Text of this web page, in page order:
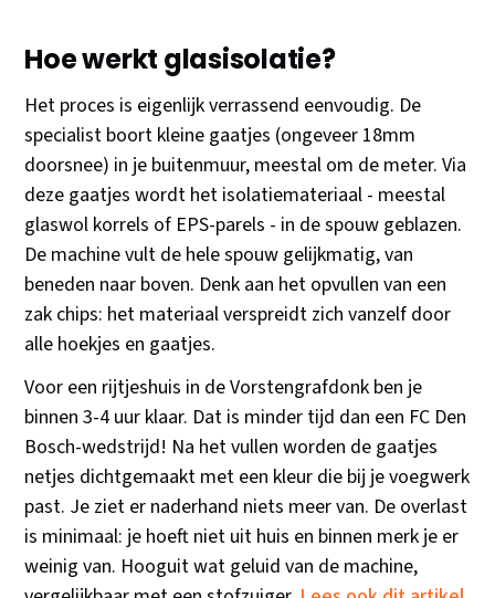
Hoe werkt glasisolatie?
Het proces is eigenlijk verrassend eenvoudig. De
specialist boort kleine gaatjes (ongeveer 18mm
doorsnee) in je buitenmuur, meestal om de meter. Via
deze gaatjes wordt het isolatiemateriaal - meestal
glaswol korrels of EPS-parels - in de spouw geblazen.
De machine vult de hele spouw gelijkmatig, van
beneden naar boven. Denk aan het opvullen van een
zak chips: het materiaal verspreidt zich vanzelf door
alle hoekjes en gaatjes.
Voor een rijtjeshuis in de Vorstengrafdonk ben je
binnen 3-4 uur klaar. Dat is minder tijd dan een FC Den
Bosch-wedstrijd! Na het vullen worden de gaatjes
netjes dichtgemaakt met een kleur die bij je voegwerk
past. Je ziet er naderhand niets meer van. De overlast
is minimaal: je hoeft niet uit huis en binnen merk je er
weinig van. Hooguit wat geluid van de machine,